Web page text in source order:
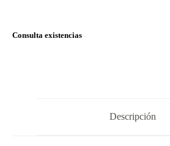
Consulta existencias
Descripción